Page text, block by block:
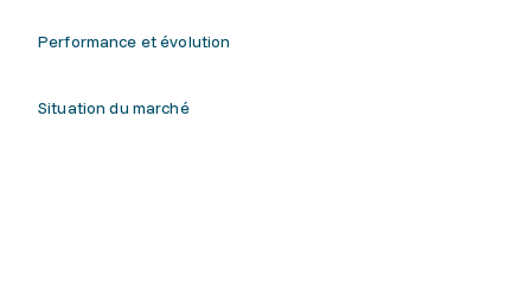
Performance et évolution
Situation du marché